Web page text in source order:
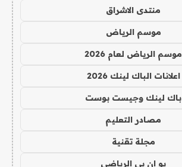
منتدى الاشراق
موسم الرياض
موسم الرياض لعام 2026
اعلانات الباك لينك 2026
باك لينك وجيست بوست
مصادر التعليم
مجلة تقنية
يو ان بي الرياضي